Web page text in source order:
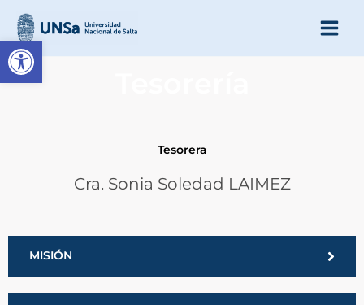
Abrir barra de
contenido
Tesorera
Cra. Sonia Soledad LAIMEZ
MISIÓN